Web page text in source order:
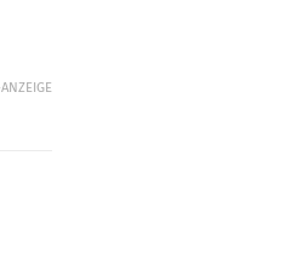
ANZEIGE